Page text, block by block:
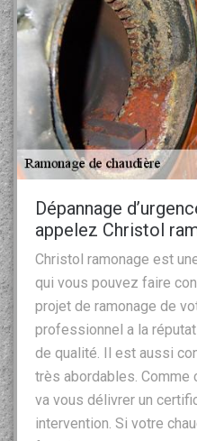
Dépannage
appelez Christol
Christol ramonage est
qui vous pouvez faire
projet de ramonage de
professionnel a la
de qualité. Il est aussi
très abordables. Comme
va vous délivrer un
intervention. Si votre